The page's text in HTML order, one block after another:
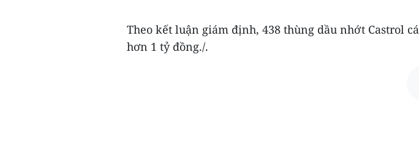
Theo kết luận giám định, 438 thùng dầu nhớt Castrol
hơn 1 tỷ đồng./.